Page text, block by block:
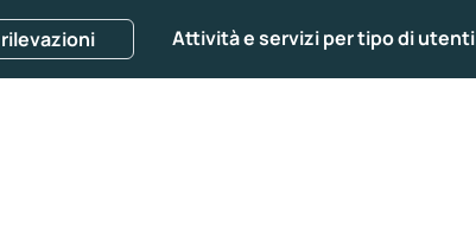
Attività e servizi per tipo di utenti